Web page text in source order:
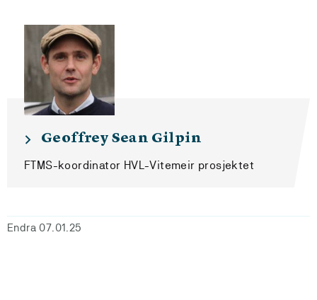
Geoffrey Sean Gilpin
FTMS-koordinator HVL-Vitemeir prosjektet
Endra 07.01.25